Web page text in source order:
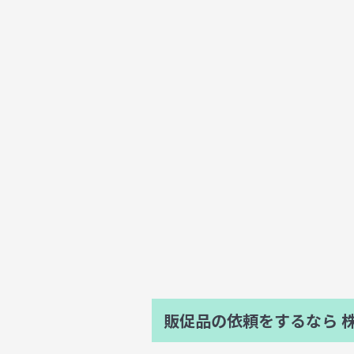
販促品の依頼をするなら